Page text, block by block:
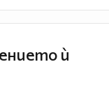
ѝ